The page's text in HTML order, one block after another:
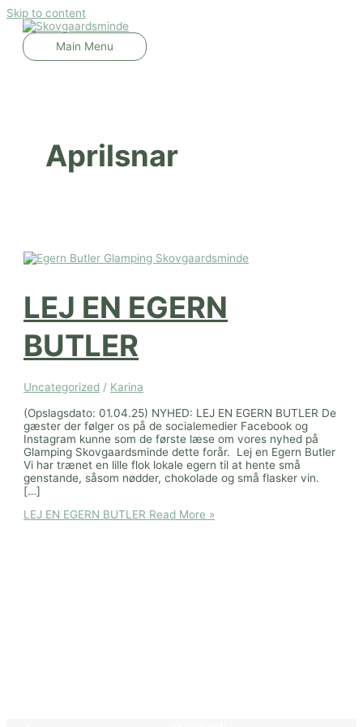
Skip to content
Main Menu
Aprilsnar
LEJ EN EGERN
BUTLER
Uncategorized / Karina
(Opslagsdato: 01.04.25) NYHED: LEJ EN EGERN BUTLER De
gæster der følger os på de socialemedier Facebook og
Instagram kunne som de første læse om vores nyhed på
Glamping Skovgaardsminde dette forår. Lej en Egern Butler
Vi har trænet en lille flok lokale egern til at hente små
genstande, såsom nødder, chokolade og små flasker vin.
[…]
LEJ EN EGERN BUTLER Read More »